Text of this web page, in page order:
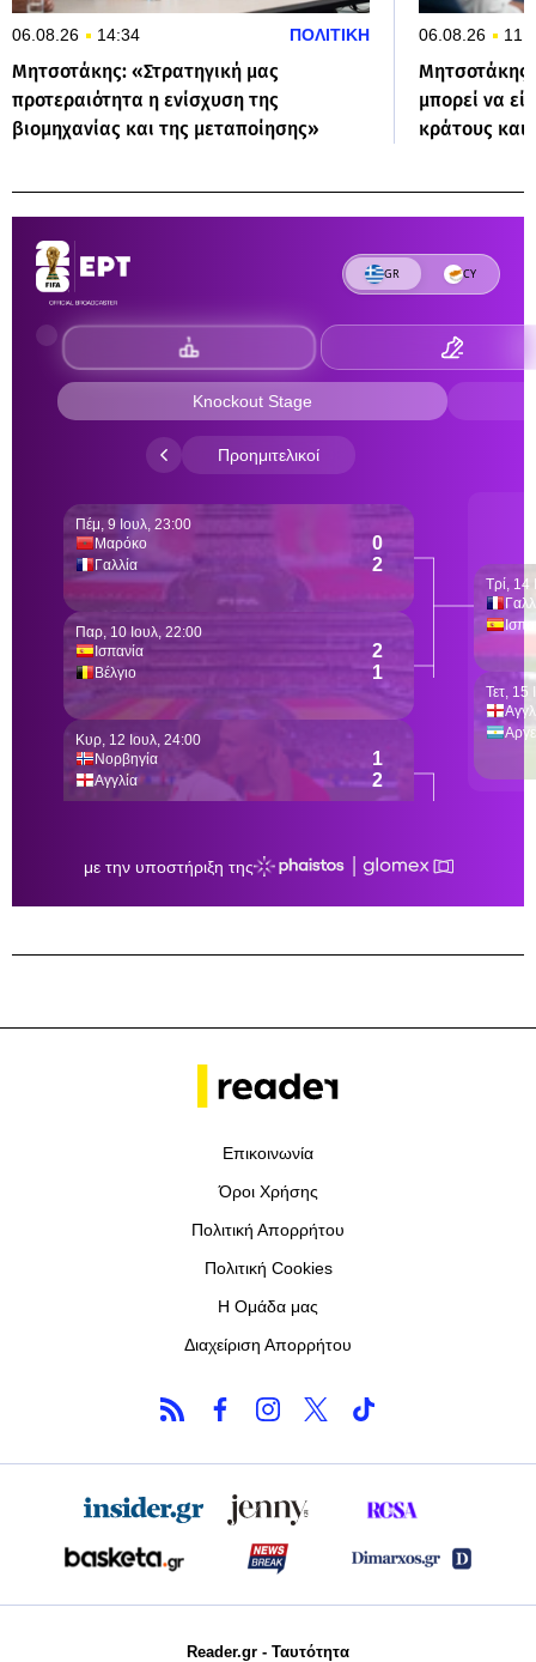
06.08.26 14:34 ΠΟΛΙΤΙΚΗ
Μητσοτάκης: «Στρατηγική μας
προτεραιότητα η ενίσχυση της
βιομηχανίας και της μεταποίησης»
06.08.26
Μητσοτάκης
μπορεί να
κράτους και
Επικοινωνία
Όροι Χρήσης
Πολιτική Απορρήτου
Πολιτική Cookies
Η Ομάδα μας
Διαχείριση Απορρήτου
Reader.gr - Ταυτότητα